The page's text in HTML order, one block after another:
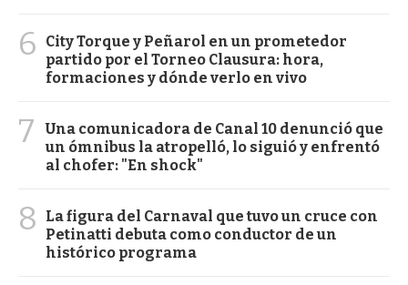
6
City Torque y Peñarol en un prometedor
partido por el Torneo Clausura: hora,
formaciones y dónde verlo en vivo
7
Una comunicadora de Canal 10 denunció que
un ómnibus la atropelló, lo siguió y enfrentó
al chofer: "En shock"
8
La figura del Carnaval que tuvo un cruce con
Petinatti debuta como conductor de un
histórico programa